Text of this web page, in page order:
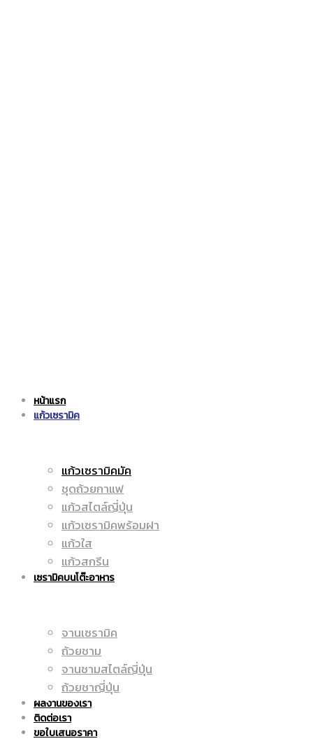
ราคา
|
แก้ว
มัค
เซรามิค
ราคา
|
หน้าแรก
แก้วเซรามิค
แก้วเซรามิคมัค
ชุดถ้วยกาแฟ
แก้วสไตล์ญี่ปุ่น
แก้วเซรามิคพร้อมฝา
แก้วใส
แก้วสกรีน
เซรามิคบนโต๊ะอาหาร
จานเซรามิค
ถ้วยชาม
จานชามสไตล์ญี่ปุ่น
ถ้วยชาญี่ปุ่น
ผลงานของเรา
ติดต่อเรา
ขอใบเสนอราคา